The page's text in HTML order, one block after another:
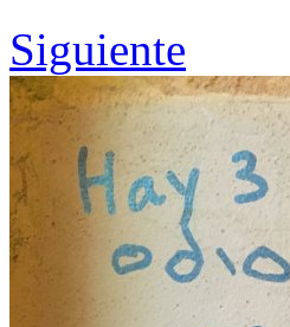
Siguiente